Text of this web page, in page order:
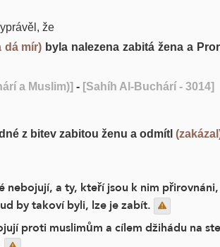
že
dá mír) byla nalezena zabitá žena a
a Muslim)] - [Sahíh Al-Buchárí - 3014]
z bitev zabitou ženu a odmítl
a ty, kteří jsou k nim
by takoví byli, lze je zabít.
proti muslimům a cílem džihádu na